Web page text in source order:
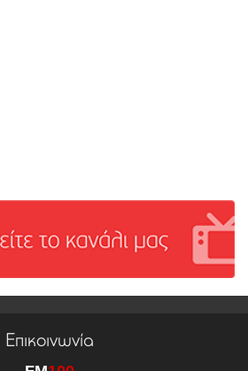
Επικοινωνία